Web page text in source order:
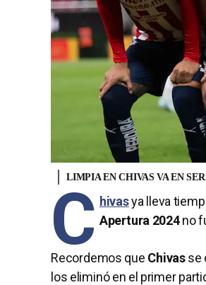
LIMPIA EN CHIVAS VA EN
C hivasya lleva
Apertura 2024no
Recordemos que Chivasse
los eliminó en el primer